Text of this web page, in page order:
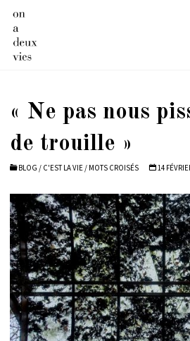
content
« Ne pas nous
de trouille »
BLOG / C'EST LA VIE / MOTS CROISÉS 14